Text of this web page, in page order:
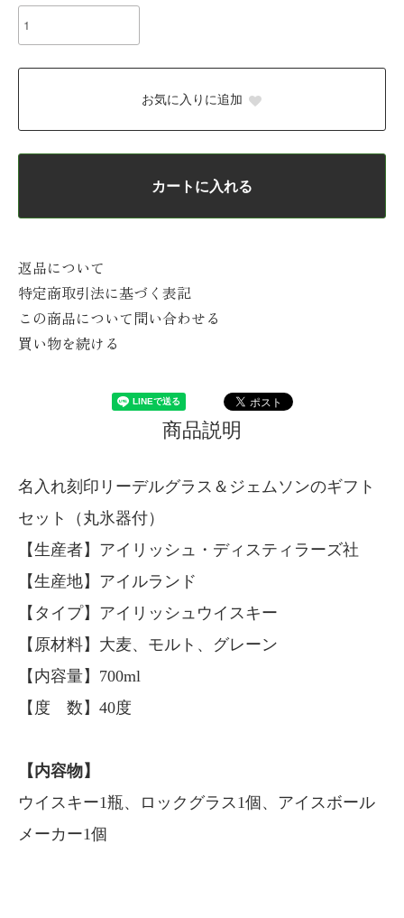
お気に入りに追加
カートに入れる
返品について
特定商取引法に基づく表記
この商品について問い合わせる
買い物を続ける
商品説明
名入れ刻印リーデルグラス＆ジェムソンのギフト
セット（丸氷器付）
【生産者】アイリッシュ・ディスティラーズ社
【生産地】アイルランド
【タイプ】アイリッシュウイスキー
【原材料】大麦、モルト、グレーン
【内容量】700ml
【度 数】40度
【内容物】
ウイスキー1瓶、ロックグラス1個、アイスボール
メーカー1個